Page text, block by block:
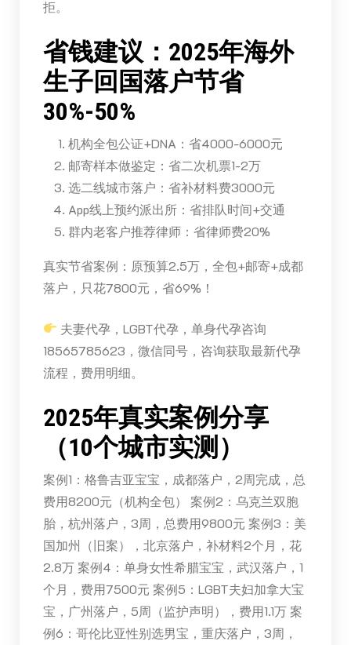
拒。
省钱建议：2025年海外
生子回国落户节省
30%-50%
机构全包公证+DNA：省4000-6000元
邮寄样本做鉴定：省二次机票1-2万
选二线城市落户：省补材料费3000元
App线上预约派出所：省排队时间+交通
群内老客户推荐律师：省律师费20%
真实节省案例：原预算2.5万，全包+邮寄+成都
落户，只花7800元，省69%！
夫妻代孕，LGBT代孕，单身代孕咨询
18565785623，微信同号，咨询获取最新代孕
流程，费用明细。
2025年真实案例分享
（10个城市实测）
案例1：格鲁吉亚宝宝，成都落户，2周完成，总
费用8200元（机构全包） 案例2：乌克兰双胞
胎，杭州落户，3周，总费用9800元 案例3：美
国加州（旧案），北京落户，补材料2个月，花
2.8万 案例4：单身女性希腊宝宝，武汉落户，1
个月，费用7500元 案例5：LGBT夫妇加拿大宝
宝，广州落户，5周（监护声明），费用1.1万 案
例6：哥伦比亚性别选男宝，重庆落户，3周，